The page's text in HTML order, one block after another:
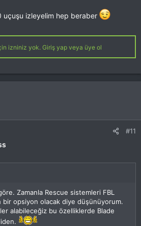
uçuşu izleyelim hep beraber
izniniz yok. Giriş yap veya üye ol
#11
Zamanla Rescue sistemleri FBL
opsiyon olacak diye düşünüyorum.
alabileceğiz bu özelliklerde Blade